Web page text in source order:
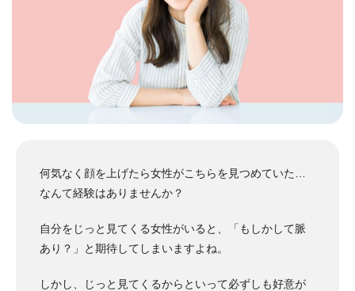
何気なく顔を上げたら女性がこちらを見つめていた…
なんて経験はありませんか？
自分をじっと見てくる女性がいると、「もしかして脈
あり？」と期待してしまいますよね。
しかし、じっと見てくるからといって必ずしも好意が